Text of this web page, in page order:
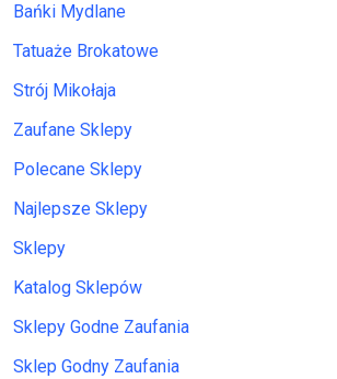
Bańki Mydlane
Tatuaże Brokatowe
Strój Mikołaja
Zaufane Sklepy
Polecane Sklepy
Najlepsze Sklepy
Sklepy
Katalog Sklepów
Sklepy Godne Zaufania
Sklep Godny Zaufania